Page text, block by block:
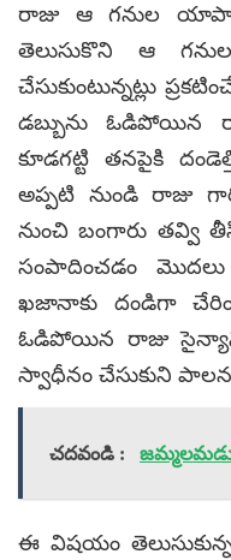
రాజు ఆ గనుల
తెలుసుకొని ఆ
చేసుకుంటున్నట్లు
డబ్బును ఓడిపోయిన
కూడగట్టి తనపైకి
అప్పటి నుండి రాజు
నుంచి బంగారు తవ్వి
సంపాదించడం
ఖజానాకు దండిగా
ఓడిపోయిన రాజు
స్వాధీనం చేసుకుని
చదవండి :
ఈ విషయం